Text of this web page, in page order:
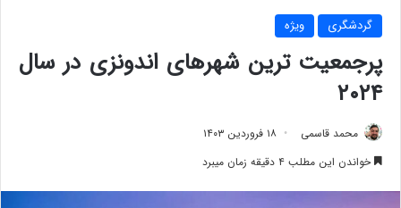
گردشگری ویژه
پرجمعیت ترین شهرهای اندونزی در سال
۲۰۲۴
محمد قاسمی
۱۸ فروردین ۱۴۰۳
خواندن این مطلب ۴ دقیقه زمان میبرد